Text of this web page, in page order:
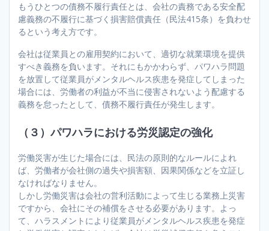
もうひとつの債務不履行責任とは、会社の責務である安全配
慮義務の不履行に基づく損害賠償責任（民法415条）を負わせ
るという考え方です。
会社は従業員との雇用契約において、適切な就業環境を提供
すべき義務を負います。それにもかかわらず、パワハラ問題
を放置して従業員がメンタルヘルス疾患を発症してしまった
場合には、労働者の利益が不当に侵害されないよう配慮する
義務を怠ったとして、債務不履行責任が発生します。
（３）パワハラにおける労災認定の強化
労働災害が生じた場合には、民法の原則的なルールによれ
ば、労働者が会社側の過失や損害額、因果関係などを立証し
なければなりません。
しかし労働災害は会社の営利活動によって生じる業務上災害
ですから、会社にその補償をさせる必要があります。よっ
て、ハラスメントにより従業員がメンタルヘルス疾患を発症